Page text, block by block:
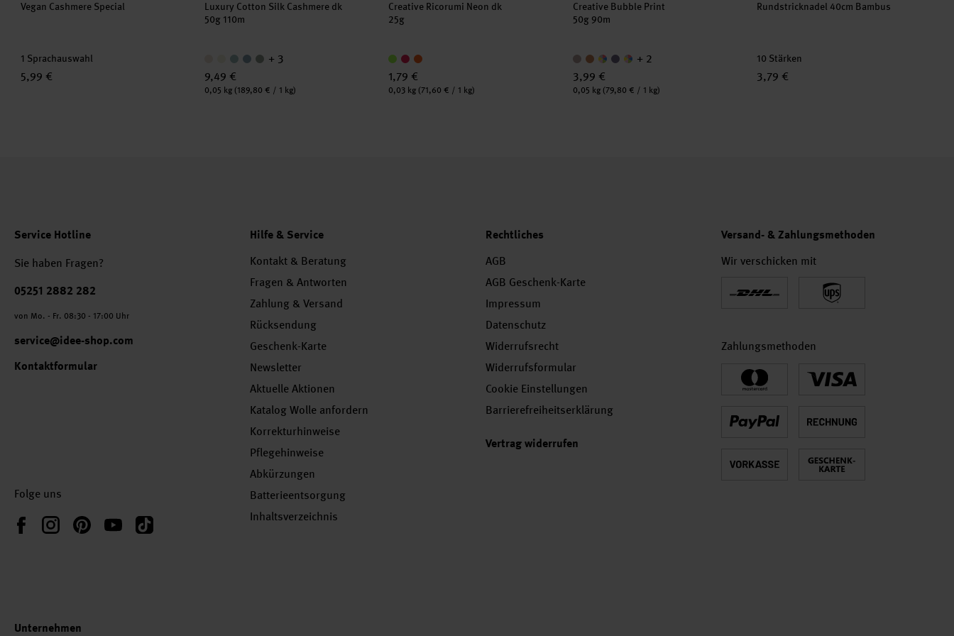
Vegan Cashmere Special
1 Sprachauswahl
5,99 €
Luxury Cotton Silk Cashmere dk
50g 110m
+ 3
9,49 €
Inhalt:
0,05 kg (189,80 € / 1 kg)
Creative Ricorumi Neon dk
25g
1,79 €
Inhalt:
0,03 kg (71,60 € / 1 kg)
Creative Bubble Print
50g 90m
+ 2
3,99 €
Inhalt:
0,05 kg (79,80 € / 1 kg)
Rundstricknadel 40cm Bambus
10 Stärken
3,79 €
Service Hotline
Sie haben Fragen?
Telefonnummer
05251 2882 282
von Mo. - Fr. 08:30 - 17:00 Uhr
service@idee-shop.com
Kontaktformular
Folge uns
FacebookInstagramPinterestYouTubeTikTok
Hilfe & Service
Kontakt & Beratung
Fragen & Antworten
Zahlung & Versand
Rücksendung
Geschenk-Karte
Newsletter
Aktuelle Aktionen
Katalog Wolle anfordern
Korrekturhinweise
Pflegehinweise
Abkürzungen
Batterieentsorgung
Inhaltsverzeichnis
Rechtliches
AGB
AGB Geschenk-Karte
Impressum
Datenschutz
Widerrufsrecht
Widerrufsformular
Cookie Einstellungen
Barrierefreiheitserklärung
Vertrag widerrufen
Versand- & Zahlungsmethoden
Wir verschicken mit
Zahlungsmethoden
Unternehmen